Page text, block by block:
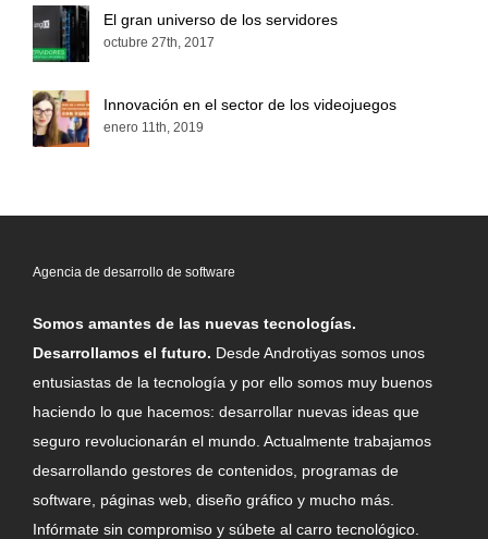
El gran universo de los servidores
octubre 27th, 2017
Innovación en el sector de los videojuegos
enero 11th, 2019
Agencia de desarrollo de software
Somos amantes de las nuevas tecnologías.
Desarrollamos el futuro. Desde Androtiyas somos unos
entusiastas de la tecnología y por ello somos muy buenos
haciendo lo que hacemos: desarrollar nuevas ideas que
seguro revolucionarán el mundo. Actualmente trabajamos
desarrollando gestores de contenidos, programas de
software, páginas web, diseño gráfico y mucho más.
Infórmate sin compromiso y súbete al carro tecnológico.